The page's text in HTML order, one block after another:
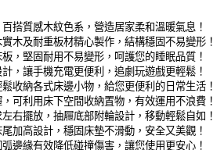
搭質感木紋色系，營造居家柔和溫暖氣息！
木及耐重板材精心製作，結構穩固不易變形！
，堅固耐用不易變形，呵護您的睡眠品質！
，讓手機充電更便利，追劇玩遊戲更輕鬆！
收納各式床邊小物，給您更便利的日常生活！
可利用床下空間收納置物，有效運用不浪費！
右擺放，抽屜底部附輪設計，移動輕鬆自如！
加高設計，穩固床墊不滑動，安全又美觀！
邊緣有效降低碰撞傷害，讓您使用更安心！